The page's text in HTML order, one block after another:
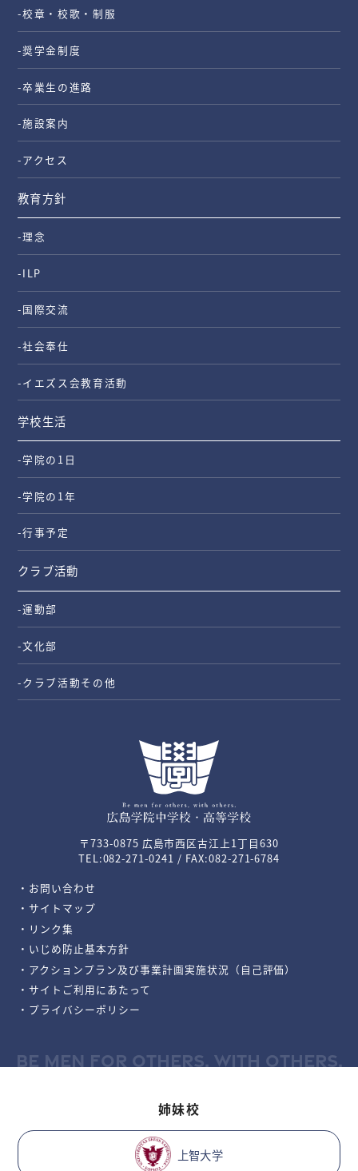
〒733-0875 広島市西区古江上1丁目630
TEL:082-271-0241 / FAX:082-271-6784
・お問い合わせ
・サイトマップ
・リンク集
・いじめ防止基本方針
・アクションプラン及び事業計画実施状況（自己評価）
・サイトご利用にあたって
・プライバシーポリシー
-校章・校歌・制服
-奨学金制度
-卒業生の進路
-施設案内
-アクセス
教育方針
-理念
-ILP
-国際交流
-社会奉仕
-イエズス会教育活動
学校生活
-学院の1日
-学院の1年
-行事予定
クラブ活動
-運動部
-文化部
-クラブ活動その他
BE MEN FOR OTHERS, WITH OTHERS.
姉妹校
上智大学